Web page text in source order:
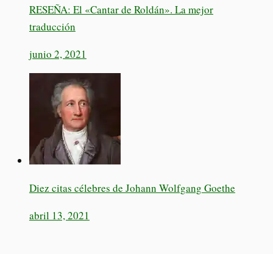
RESEÑA: El «Cantar de Roldán». La mejor
traducción
junio 2, 2021
Diez citas célebres de Johann Wolfgang Goethe
abril 13, 2021